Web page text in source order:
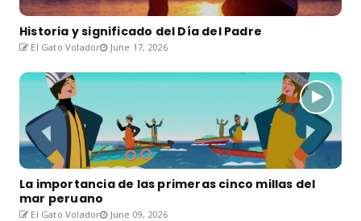
Historia y significado del Día del Padre
El Gato Volador June 17, 2026
La importancia de las primeras cinco millas del
mar peruano
El Gato Volador June 09, 2026